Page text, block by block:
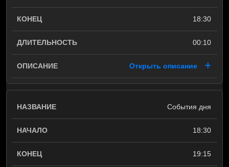
18:30
00:10
Открыть описание
События дня
18:30
19:15